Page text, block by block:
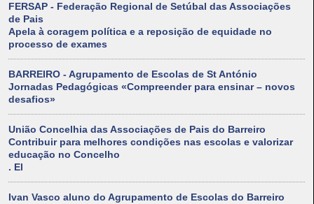
FERSAP - Federação Regional de Setúbal das Associações
de Pais
Apela à coragem política e a reposição de equidade no
processo de exames
BARREIRO - Agrupamento de Escolas de St António
Jornadas Pedagógicas «Compreender para ensinar – novos
desafios»
União Concelhia das Associações de Pais do Barreiro
Contribuir para melhores condições nas escolas e valorizar
educação no Concelho
. El
Ivan Vasco aluno do Agrupamento de Escolas do Barreiro